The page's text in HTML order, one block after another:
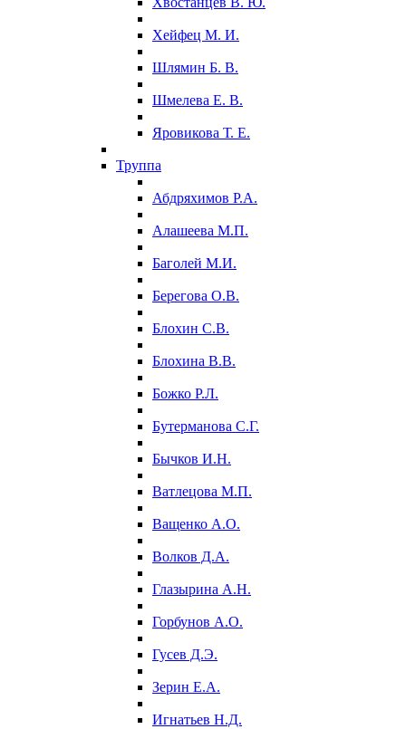
Хейфец М. И.
Шлямин Б. В.
Шмелева Е. В.
Яровикова Т. Е.
Труппа
Абдряхимов Р.А.
Алашеева М.П.
Баголей М.И.
Берегова О.В.
Блохин С.В.
Блохина В.В.
Божко Р.Л.
Бутерманова С.Г.
Бычков И.Н.
Ватлецова М.П.
Ващенко А.О.
Волков Д.А.
Глазырина А.Н.
Горбунов А.О.
Гусев Д.Э.
Зерин Е.А.
Игнатьев Н.Д.